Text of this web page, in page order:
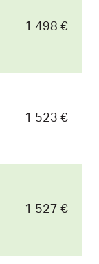
1 498 €
1 523 €
1 527 €